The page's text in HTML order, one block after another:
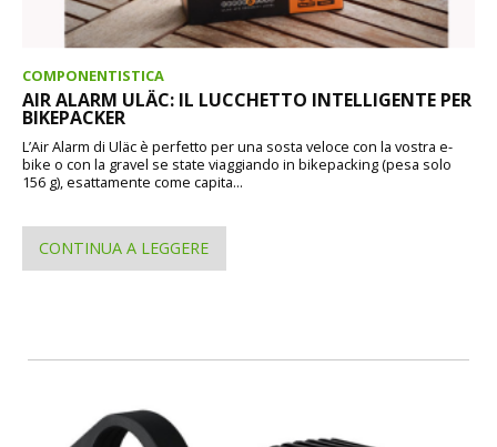
COMPONENTISTICA
AIR ALARM ULÄC: IL LUCCHETTO INTELLIGENTE PER
BIKEPACKER
L’Air Alarm di Uläc è perfetto per una sosta veloce con la vostra e-
bike o con la gravel se state viaggiando in bikepacking (pesa solo
156 g), esattamente come capita...
CONTINUA A LEGGERE